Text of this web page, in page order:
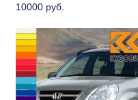
10000 руб.